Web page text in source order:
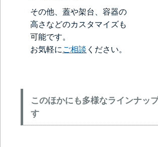
その他、蓋や架台、容器の
高さなどのカスタマイズも
可能です。
お気軽にご相談 ください。
このほかにも多様なラインナッ
す